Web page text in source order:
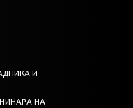
И
НА